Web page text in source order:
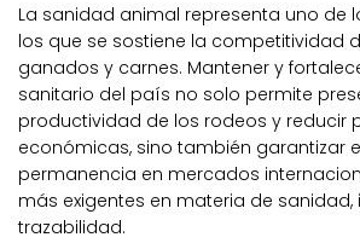
La sanidad animal representa uno de
los que se sostiene la competitividad
ganados y carnes. Mantener y
sanitario del país no solo permite
productividad de los rodeos y reducir
económicas, sino también garantizar
permanencia en mercados
más exigentes en materia de
trazabilidad.